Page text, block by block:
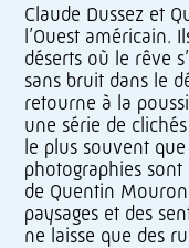
Claude Dussez et
l’Ouest américain.
déserts où le rêve
sans bruit dans le
retourne à la
une série de
le plus souvent
photographies sont
de Quentin
paysages et des
ne laisse que des